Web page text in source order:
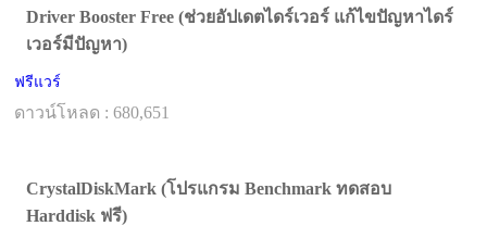
Driver Booster Free (ช่วยอัปเดตไดร์เวอร์ แก้ไขปัญหาไดร์
เวอร์มีปัญหา)
ฟรีแวร์
ดาวน์โหลด : 680,651
CrystalDiskMark (โปรแกรม Benchmark ทดสอบ
Harddisk ฟรี)